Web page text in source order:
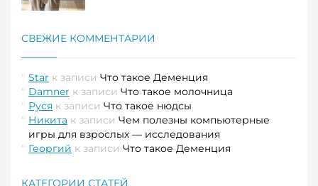
СВЕЖИЕ КОММЕНТАРИИ
Star к записи Что такое Деменция
Damner к записи Что такое молочница
Руся к записи Что такое нюдсы
Никита к записи Чем полезны компьютерные
игры для взрослых — исследования
Георгий к записи Что такое Деменция
КАТЕГОРИИ СТАТЕЙ